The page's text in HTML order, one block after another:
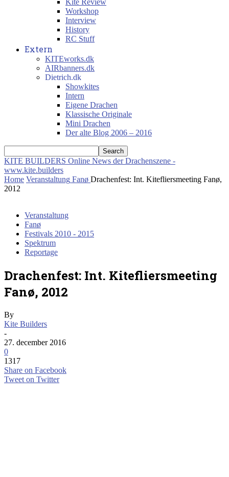
Kite Review
Workshop
Interview
History
RC Stuff
Extern
KITEworks.dk
AIRbanners.dk
Dietrich.dk
Showkites
Intern
Eigene Drachen
Klassische Originale
Mini Drachen
Der alte Blog 2006 – 2016
KITE BUILDERS Online News der Drachenszene -
www.kite.builders
Home Veranstaltung Fanø Drachenfest: Int. Kitefliersmeeting Fanø,
2012
Veranstaltung
Fanø
Festivals 2010 - 2015
Spektrum
Reportage
Drachenfest: Int. Kitefliersmeeting
Fanø, 2012
By
Kite Builders
-
27. december 2016
0
1317
Share on Facebook
Tweet on Twitter